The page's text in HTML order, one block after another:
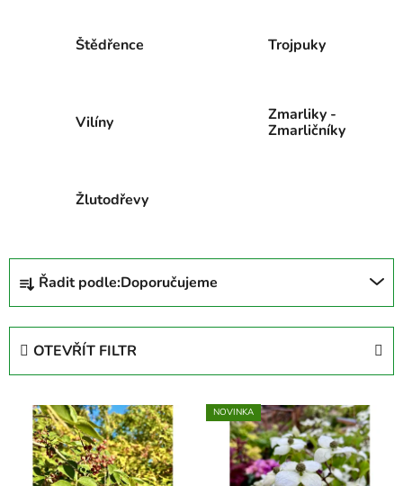
Štědřence Trojpuky
Vilíny
Zmarliky -
Zmarličníky
Žlutodřevy
Ř
z
Řadit podle:Doporučujeme
OTEVŘÍT FILTR
NOVINKA